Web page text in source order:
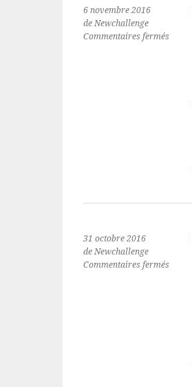
6 novembre 2016
de Newchallenge
Commentaires ferméssur
31 octobre 2016
de Newchallenge
Commentaires ferméssur